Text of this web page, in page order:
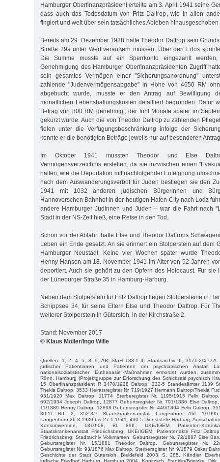
Hamburger Oberfinanzpräsident erteilte am 3. April 1941 seine
dass auch das Todesdatum von Fritz Daltrop, wie in allen
fingiert und weit über sein tatsächliches Ableben hinausgeschoben
Bereits am 29. Dezember 1938 hatte Theodor Daltrop sein
Straße 29a unter Wert veräußern müssen. Über den Erlös
Die Summe musste auf ein Sperrkonto eingezahlt
Genehmigung des Hamburger Oberfinanzpräsidenten Zugriff
sein gesamtes Vermögen einer "Sicherungsanordnung"
zahlende "Judenvermögensabgabe" in Höhe von 4650 RM
abgebucht wurde, musste er den Antrag auf Bewilligung
monatlichen Lebenshaltungskosten detailliert begründen. Dafür
Betrag von 800 RM genehmigt, der fünf Monate später im
gekürzt wurde. Auch die von Theodor Daltrop zu zahlenden
fielen unter die Verfügungsbeschränkung infolge der
konnte er die benötigten Beträge jeweils nur auf besonderen
Im Oktober 1941 mussten Theodor und Else
Vermögensverzeichnis erstellen, da sie inzwischen einen
hatten, wie die Deportation mit nachfolgender Enteignung
nach dem Auswanderungsverbot für Juden bestiegen sie den
1941 mit 1032 anderen jüdischen Bürgerinnen und
Hannoverschen Bahnhof in der heutigen Hafen-City nach Lodz
andere Hamburger Jüdinnen und Juden – war die Fahrt nach
Stadt in der NS-Zeit hieß, eine Reise in den Tod.
Schon vor der Abfahrt hatte Else und Theodor Daltrops
Leben ein Ende gesetzt. An sie erinnert ein Stolperstein auf dem
Hamburger Neustadt. Keine vier Wochen später wurde
Henny Hansen am 18. November 1941 im Alter von 52 Jahren
deportiert. Auch sie gehört zu den Opfern des Holocaust. Für sie
der Lüneburger Straße 35 in Hamburg-Harburg.
Neben dem Stolperstein für Fritz Daltrop liegen Stolpersteine in
Schippsee 34, für seine Eltern Else und Theodor Daltrop. Für
weiterer Stolperstein in Gütersloh, in der Kirchstraße 2.
Stand: November 2017
© Klaus Möller/Ingo Wille
Quellen: 1; 2; 4; 5; 8; 9; AB; StaH 133-1 III Staatsarchiv III, 3171-2/4 U.A.
jüdischer Patientinnen und Patienten der psychiatrischen Anstalt
nationalsozialistischer "Euthanasie"-Maßnahmen ermordet wurden,
Rönn, Hamburg (Projektgruppe zur Erforschung des Schicksals psychisch
15 Oberfinanzpräsident R 3470/1938 Daltrop; 332-5 Standesämter 1139
Thekla Daltrop, 3533 Heiratsregister Nr. 719/1927 Hermann Daltrop/Thekla
931/1920 Max Daltrop, 11774 Sterberegister Nr. 1195/1915 Felix
692/1934 Joseph Daltrop, 12877 Geburtsregister Nr. 791/1886 Else
11/1889 Henny Daltrop, 12898 Geburtsregister Nr. 449/1894 Felix Daltrop,
30.11 Bd. 2; 352-8/7 Staatskrankenanstalt Langenhorn Abl. 1/1995
Langenhorn 26.8.1939 bis 27.1.1941; 430-5 Dienststelle Harburg,
Konsumvereine, 1810-08, Bl. 89ff.; UKE/IGEM, Patienten-
Staatskrankenanstalt Friedrichsberg; UKE/IGEM, Patientenakte Fritz
Friedrichsberg; Stadtarchiv Volkmarsen, Geburtsregister Nr. 72/1887 Else
Geburtsregister Nr. 15/1881 Theodor Daltrop, Geburtsregister Nr.
Geburtsregister Nr. 93/1876 Max Daltrop, Sterberegister Nr. 9/1879 Oskar
Geschichte der Stadt Gütersloh, Bieldefeld 2003, S. 285. Kändler,
jüdische Friedhof Harburg, Hamburg 2004. Kopitzsch, Franklin/Brietzke,